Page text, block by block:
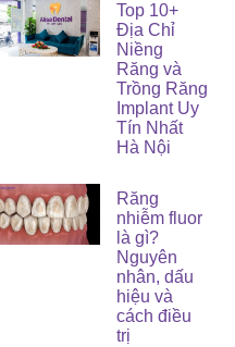
Top 10+
Địa Chỉ
Niềng
Răng và
Trồng Răng
Implant Uy
Tín Nhất
Hà Nội
Răng
nhiễm fluor
là gì?
Nguyên
nhân, dấu
hiệu và
cách điều
trị